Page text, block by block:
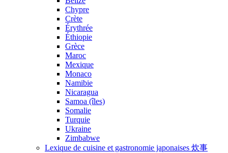
Chypre
Crète
Érythrée
Éthiopie
Grèce
Maroc
Mexique
Monaco
Namibie
Nicaragua
Samoa (îles)
Somalie
Turquie
Ukraine
Zimbabwe
Lexique de cuisine et gastronomie japonaises 炊事